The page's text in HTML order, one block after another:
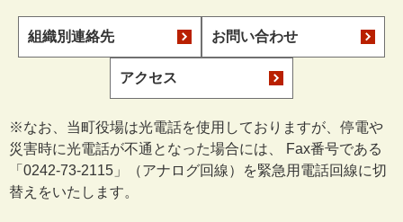
組織別連絡先 お問い合わせ
アクセス
※なお、当町役場は光電話を使用しておりますが、停電や
災害時に光電話が不通となった場合には、 Fax番号である
「0242-73-2115」（アナログ回線）を緊急用電話回線に切
替えをいたします。